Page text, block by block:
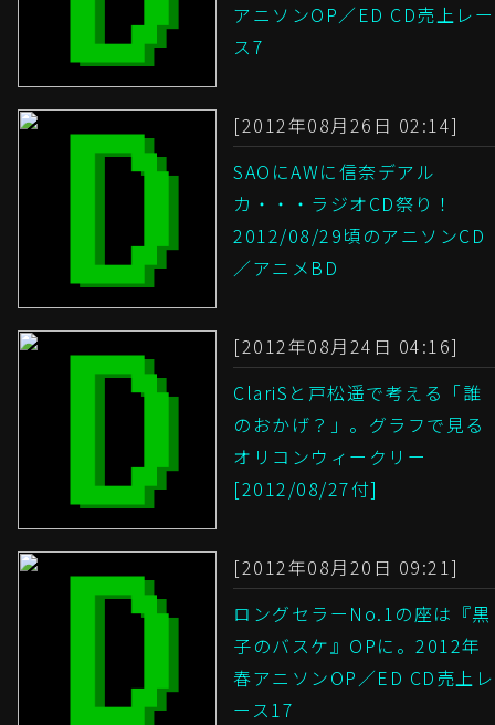
アニソンOP／ED CD売上レー
ス7
[2012年08月26日 02:14]
SAOにAWに信奈デアル
カ・・・ラジオCD祭り！
2012/08/29頃のアニソンCD
／アニメBD
[2012年08月24日 04:16]
ClariSと戸松遥で考える「誰
のおかげ？」。グラフで見る
オリコンウィークリー
[2012/08/27付]
[2012年08月20日 09:21]
ロングセラーNo.1の座は『黒
子のバスケ』OPに。2012年
春アニソンOP／ED CD売上レ
ース17